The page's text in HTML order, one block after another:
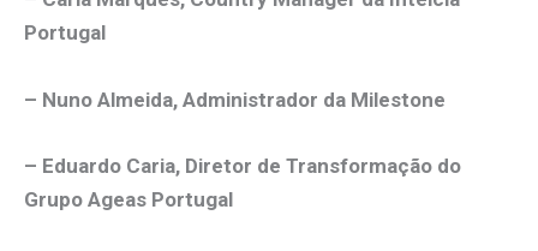
Portugal
– Nuno Almeida, Administrador da Milestone
– Eduardo Caria, Diretor de Transformação do
Grupo Ageas Portugal